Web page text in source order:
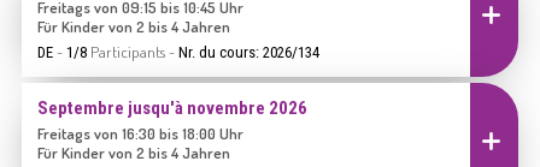
Freitags von 09:15 bis 10:45 Uhr
Für Kinder von 2 bis 4 Jahren
DE- 1/8Participants- Nr. du cours: 2026/134
Septembre jusqu'à novembre 2026
Freitags von 16:30 bis 18:00 Uhr
Für Kinder von 2 bis 4 Jahren